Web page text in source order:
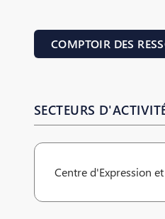
COMPTOIR DES
SECTEURS
Centre d'Expression